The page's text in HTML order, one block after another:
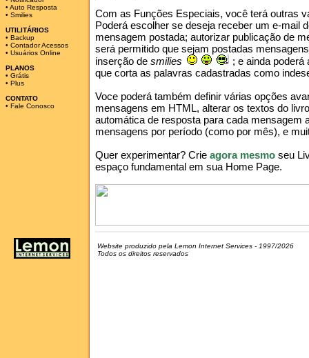
• Auto Resposta
• Smilies
UTILITÁRIOS
• Backup
• Contador Acessos
• Usuários Online
PLANOS
• Grátis
• Plus
CONTATO
• Fale Conosco
Com as Funções Especiais, você terá outras
Poderá escolher se deseja receber um e-mail
mensagem postada; autorizar publicação de
será permitido que sejam postadas
inserção de smilies
; e ainda
que corta as palavras cadastradas como
Voce poderá também definir várias opções
mensagens em HTML, alterar os textos do
automática de resposta para cada mensagem
mensagens por período (como por mês), e
Quer experimentar? Crie agora mesmo seu
espaço fundamental em sua Home Page.
Website produzido pela Lemon Internet Services - 1997/2026
Todos os direitos reservados